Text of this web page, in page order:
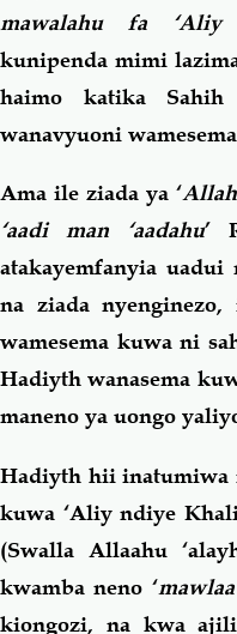
mawalahu fa ‘Aliy
kunipenda mimi
haimo katika
wanavyuoni
Ama ile ziada ya ‘
‘aadi man ‘aadahu’
atakayemfanyia uadui
na ziada nyenginezo,
wamesema kuwa ni
Hadiyth wanasema
maneno ya uongo
Hadiyth hii inatumiwa
kuwa ‘Aliy ndiye
(Swalla Allaahu
kwamba neno ‘
kiongozi, na kwa